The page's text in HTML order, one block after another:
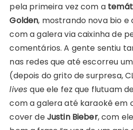
pela primeira vez com a
Golden, mostrando nova bio e
com a galera via caixinha de
comentários. A gente sentiu
nas redes que até escorreu
(depois do grito de surpresa,
livesque ele fez que flutuam
com a galera até karaokê em
cover deJustin Bieber, com